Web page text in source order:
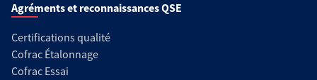
Agréments et reconnaissances QSE
Certifications qualité
Cofrac Étalonnage
Cofrac Essai